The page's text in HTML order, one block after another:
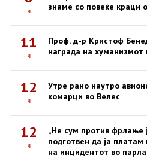
ч
знаме со повеќе краци
11
ч
Проф. д-р Кристоф
награда на хуманизмот
12
ч
Утре рано наутро
комарци во Велес
12
ч
„Не сум против фрлање
подготвен да ја
на инцидентот во